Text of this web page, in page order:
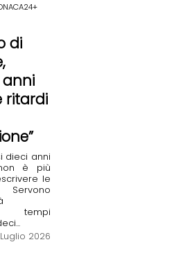
di
anni
ritardi
dieci anni
è più
le
tempi
2026